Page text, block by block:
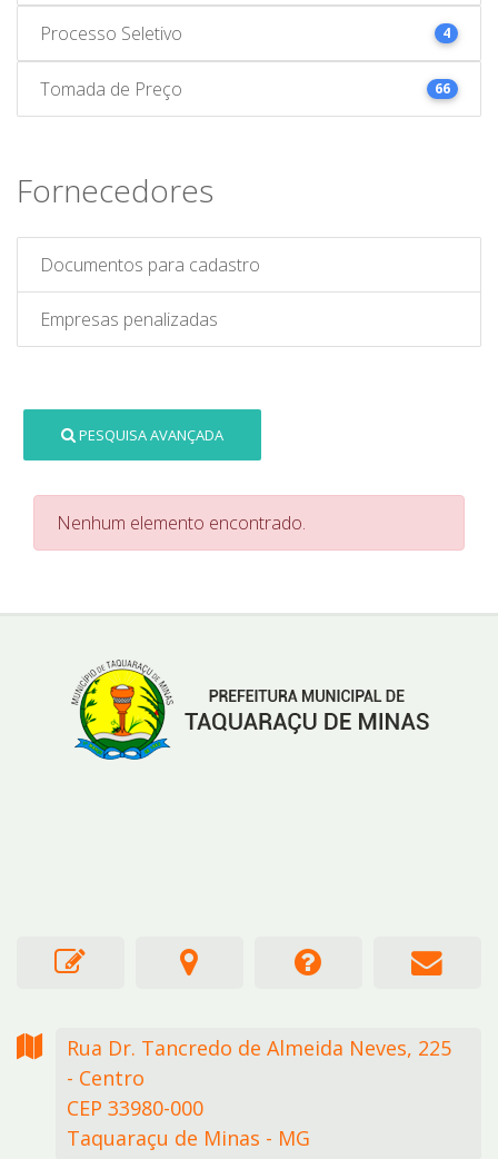
Processo Seletivo 4
Tomada de Preço 66
Fornecedores
Documentos para cadastro
Empresas penalizadas
PESQUISA AVANÇADA
Nenhum elemento encontrado.
Rua Dr. Tancredo de Almeida Neves, 225
- Centro
CEP 33980-000
Taquaraçu de Minas - MG